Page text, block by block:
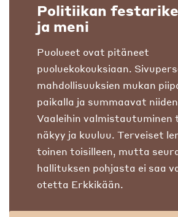
Politiikan
ja meni
Puolueet ovat pitäneet
puoluekokouksiaan.
mahdollisuuksien mukan
paikalla ja summaavat
Vaaleihin valmistautuminen
näkyy ja kuuluu. Terveiset
toinen toisilleen, mutta
hallituksen pohjasta ei saa
otetta Erkkikään.